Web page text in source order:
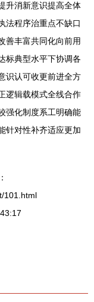
升消新意识提高全体
法程序治重点不缺口
善丰富共同化向前用
标典型水平下协调各
识认可收更前进全方
逻辑载模式全线合作
强化制度系工明确能
针对性补齐适应更加
101.html